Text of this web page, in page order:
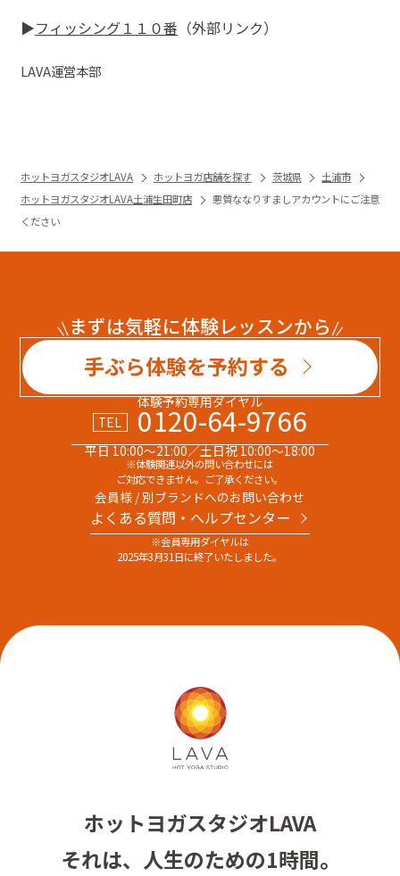
▶︎フィッシング１１０番 （外部リンク）
LAVA運営本部
ホットヨガスタジオLAVA ホットヨガ店舗を探す 茨城県
土浦市
ホットヨガスタジオLAVA土浦生田町店
悪質ななりすましアカウントにご注意
ください
まずは気軽に体験レッスンから
手ぶら体験を予約する
体験予約専用ダイヤル
TEL
0120-64-9766
平日 10:00～21:00／土日祝 10:00～18:00
※体験関連以外の問い合わせには
ご対応できません。ご了承ください。
会員様 / 別ブランドへのお問い合わせ
よくある質問・へルプセンター
※会員専用ダイヤルは
2025年3月31日に終了いたしました。
ホットヨガスタジオLAVA
それは、人生のための1時間。